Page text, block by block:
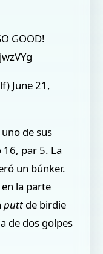
GOOD!
June 21,
de sus
par 5. La
un búnker.
la parte
putt de birdie
de dos golpes